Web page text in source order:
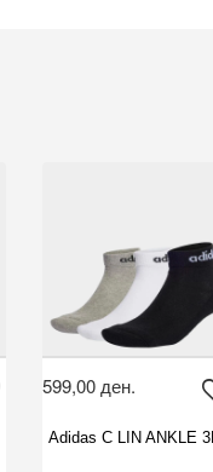
599,00 ден.
Adidas C LIN ANKLE